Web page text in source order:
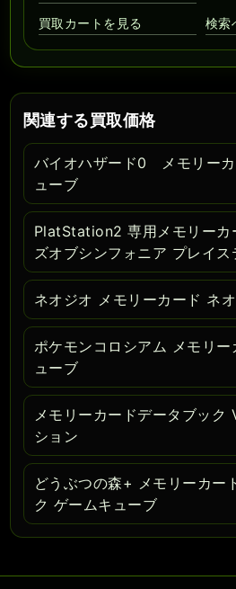
買取カートを見る 検索
関連する買取価格
バイオハザード0 メモリー
ューブ
PlatStation2 専用メモリーカ
ズオブシンフォニア プレイ
ネオジオ メモリーカード ネ
ポケモンコロシアム メモリ
ューブ
メモリーカードデータブック
ション
どうぶつの森+ メモリーカー
ク ゲームキューブ